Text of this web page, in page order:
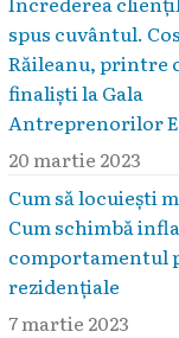
spus cuvântul.
Răileanu, printre
finaliști la Gala
Antreprenorilor
20 martie 2023
Cum să locuieşti
Cum schimbă
comportamentul
rezidenţiale
7 martie 2023